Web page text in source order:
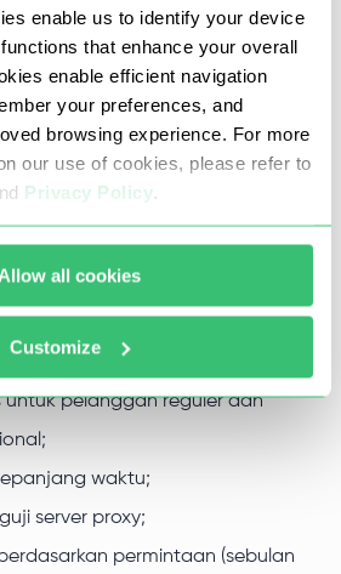
enable us to identify your device
that enhance your overall
enable efficient navigation
your preferences, and
browsing experience. For more
our use of cookies, please refer to
Privacy Policy
all cookies
Customize
ada batasan traffic.
harus membeli
dari Proxy-
mengapa Anda mungkin menyukai
untuk pelanggan reguler dan
waktu;
server proxy;
permintaan (sebulan